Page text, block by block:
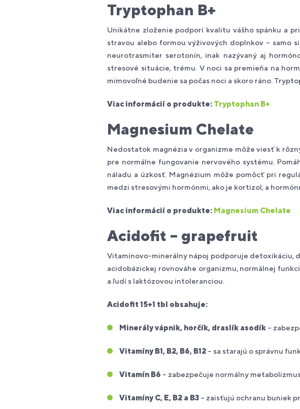
Tryptophan B+
Unikátne zloženie podporí kvalitu vášho spánku a
stravou alebo formou výživových doplnkov – samo
neurotrasmiter serotonín, inak nazývaný aj
stresové situácie, trému. V noci sa premieňa na
mimovoľné budenie sa počas noci a skoro ráno.
Viac informácií o produkte: Tryptophan B+
Magnesium Chelate
Nedostatok magnézia v organizme môže viesť k
pre normálne fungovanie nervového systému.
náladu a úzkosť. Magnézium môže pomôcť pri
medzi stresovými hormónmi, ako je kortizol, a
Viac informácií o produkte: Magnesium Chelate
Acidofit – grapefruit
Vitamínovo-minerálny nápoj podporuje detoxikáciu,
acidobázickej rovnováhe organizmu, normálnej
a ľudí s laktózovou intoleranciou.
Acidofit 15+1 tbl obsahuje:
Minerály vápnik, horčík, draslík asodík –
Vitamíny B1, B2, B6, B12 – sa starajú o správnu
Vitamín B6 – zabezpečuje normálny
Vitamíny C, E, B2 a B3 – zaisťujú ochranu buniek